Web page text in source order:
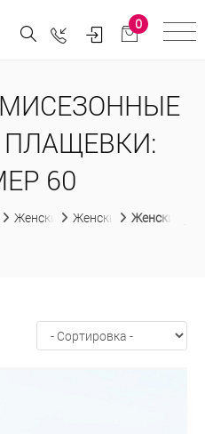
0
ПЛАЩЕВКИ:
60
женская одежда
Женские пальто
Женские Женские